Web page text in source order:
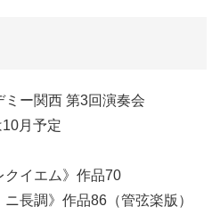
ー関西 第3回演奏会
月予定
イエム》作品70
長調》作品86（管弦楽版）